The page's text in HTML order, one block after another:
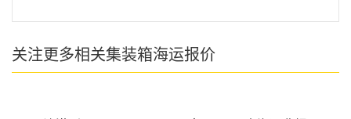
关注更多相关集装箱海运报价